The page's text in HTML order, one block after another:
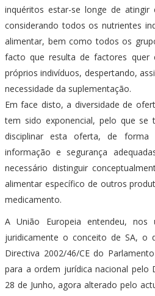
inquéritos estar-se longe de atingir
considerando todos os nutrientes
alimentar, bem como todos os
facto que resulta de factores quer
próprios indivíduos, despertando,
necessidade da suplementação.
Em face disto, a diversidade de
tem sido exponencial, pelo que se
disciplinar esta oferta, de forma
informação e segurança
necessário distinguir
alimentar específico de outros
medicamento.
A União Europeia entendeu, nos
juridicamente o conceito de SA, o
Directiva 2002/46/CE do
para a ordem jurídica nacional pelo
28 de Junho, agora alterado pelo